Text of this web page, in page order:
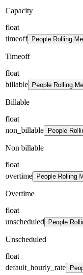
Capacity
float
timeoff
People Rolling
Timeoff
float
billable
People Rolling
Billable
float
non_billable
People
Non billable
float
overtime
People Rolling
Overtime
float
unscheduled
People
Unscheduled
float
default_hourly_rate